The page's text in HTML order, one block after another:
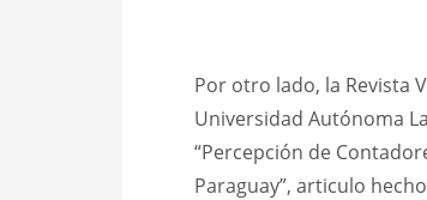
Por otro lado, la Revista
Universidad Autónoma
“Percepción de
Paraguay”, articulo